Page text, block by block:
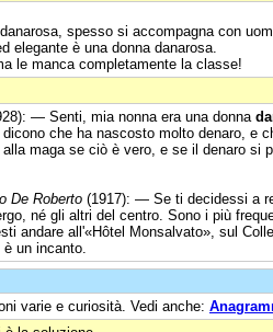
spesso si accompagna con
elegante è una donna danarosa.
le manca completamente la classe!
— Senti, mia nonna era una donna
che ha nascosto molto denaro, e
maga se ciò è vero, e se il denaro si
De Roberto (1917): — Se ti decidessi a
né gli altri del centro. Sono i più
andare all'«Hôtel Monsalvato», sul
un incanto.
varie e curiosità. Vedi anche: